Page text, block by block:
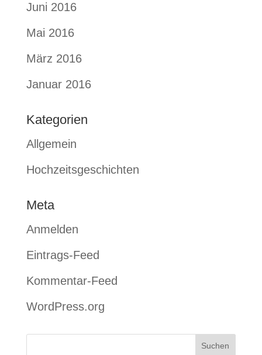
Juni 2016
Mai 2016
März 2016
Januar 2016
Kategorien
Allgemein
Hochzeitsgeschichten
Meta
Anmelden
Eintrags-Feed
Kommentar-Feed
WordPress.org